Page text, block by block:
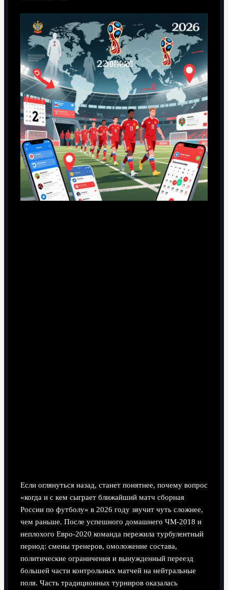
Если оглянуться назад, станет понятнее, почему вопрос
«когда и с кем сыграет ближайший матч сборная
России по футболу» в 2026 году звучит чуть сложнее,
чем раньше. После успешного домашнего ЧМ‑2018 и
неплохого Евро‑2020 команда пережила турбулентный
период: смены тренеров, омоложение состава,
политические ограничения и вынужденный переезд
большей части контрольных матчей на нейтральные
поля. Часть традиционных турниров оказалась